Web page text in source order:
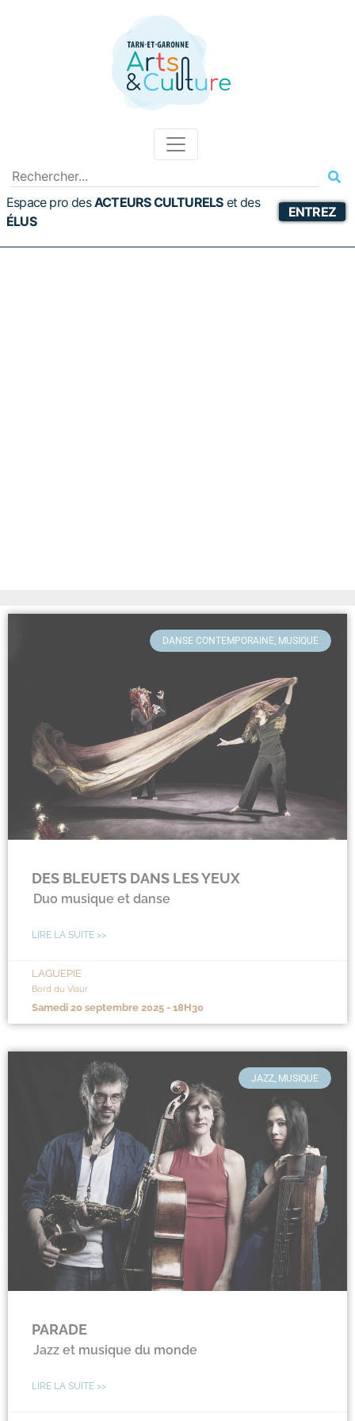
Espace pro desACTEURS CULTURELS etdes
ÉLUS
ENTREZ
DANSE CONTEMPORAINE, MUSIQUE
DES BLEUETS DANS LES YEUX
Duo musique et danse
LIRE LA SUITE >>
LAGUEPIE
Bord du Viaur
samedi 20 septembre 2025 - 18H30
JAZZ, MUSIQUE
PARADE
Jazz et musique du monde
LIRE LA SUITE >>